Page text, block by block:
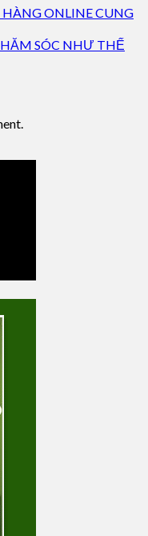
ONLINE CUNG
SÓC NHƯ THẾ